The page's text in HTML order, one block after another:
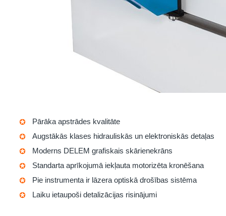
Pārāka apstrādes kvalitāte
Augstākās klases hidrauliskās un elektroniskās detaļas
Moderns DELEM grafiskais skārienekrāns
Standarta aprīkojumā iekļauta motorizēta kronēšana
Pie instrumenta ir lāzera optiskā drošības sistēma
Laiku ietaupoši detalizācijas risinājumi